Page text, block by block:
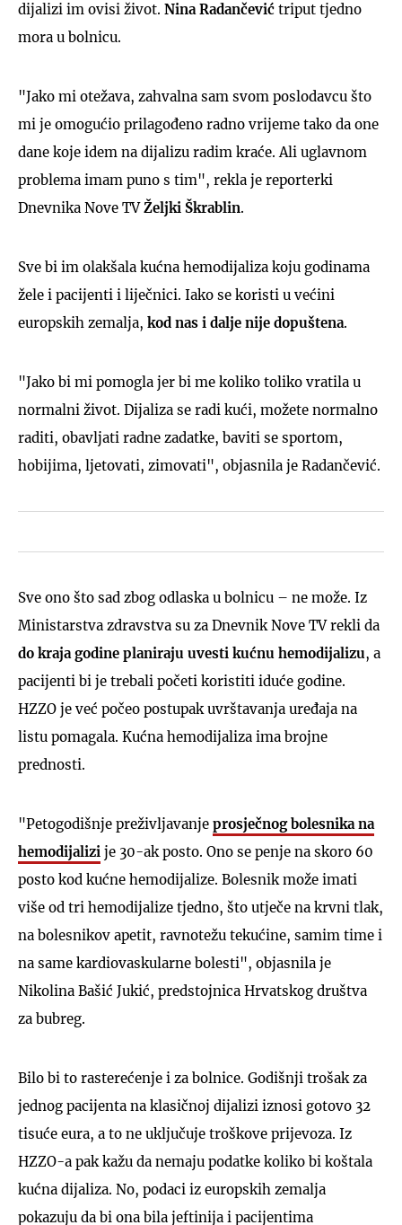
dijalizi im ovisi život. Nina Radančević triput tjedno
mora u bolnicu.
"Jako mi otežava, zahvalna sam svom poslodavcu što
mi je omogućio prilagođeno radno vrijeme tako da one
dane koje idem na dijalizu radim kraće. Ali uglavnom
problema imam puno s tim", rekla je reporterki
Dnevnika Nove TVŽeljki Škrablin.
Sve bi im olakšala kućna hemodijaliza koju godinama
žele i pacijenti i liječnici. Iako se koristi u većini
europskih zemalja, kod nas i dalje nije dopuštena.
"Jako bi mi pomogla jer bi me koliko toliko vratila u
normalni život. Dijaliza se radi kući, možete normalno
raditi, obavljati radne zadatke, baviti se sportom,
hobijima, ljetovati, zimovati", objasnila je Radančević.
Sve ono što sad zbog odlaska u bolnicu – ne može. Iz
Ministarstva zdravstva su za Dnevnik Nove TV rekli da
do kraja godine planiraju uvesti kućnu hemodijalizu, a
pacijenti bi je trebali početi koristiti iduće godine.
HZZO je već počeo postupak uvrštavanja uređaja na
listu pomagala. Kućna hemodijaliza ima brojne
prednosti.
"Petogodišnje preživljavanje prosječnog bolesnika na
hemodijalizi je 30-ak posto. Ono se penje na skoro 60
posto kod kućne hemodijalize. Bolesnik može imati
više od tri hemodijalize tjedno, što utječe na krvni tlak,
na bolesnikov apetit, ravnotežu tekućine, samim time i
na same kardiovaskularne bolesti", objasnila je
Nikolina Bašić Jukić, predstojnica Hrvatskog društva
za bubreg.
Bilo bi to rasterećenje i za bolnice. Godišnji trošak za
jednog pacijenta na klasičnoj dijalizi iznosi gotovo 32
tisuće eura, a to ne uključuje troškove prijevoza. Iz
HZZO-a pak kažu da nemaju podatke koliko bi koštala
kućna dijaliza. No, podaci iz europskih zemalja
pokazuju da bi ona bila jeftinija i pacijentima